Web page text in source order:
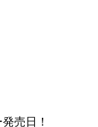
売日！